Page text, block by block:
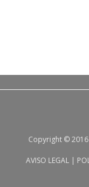
Copyright ©
AVISO LEGAL|